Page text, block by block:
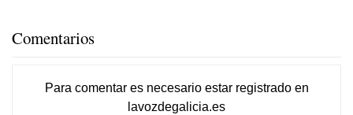
Comentarios
Para comentar es necesario estar registradoen
lavozdegalicia.es